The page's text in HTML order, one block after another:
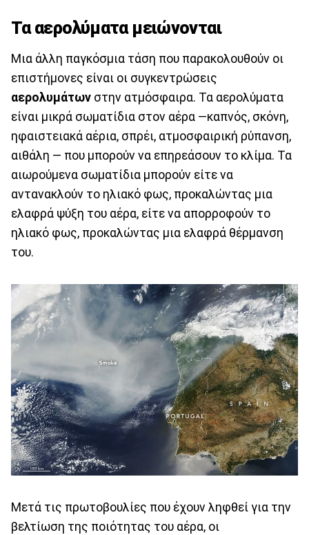
Τα αερολύματα μειώνονται
Μια άλλη παγκόσμια τάση που παρακολουθούν οι
επιστήμονες είναι οι συγκεντρώσεις
αερολυμάτων στην ατμόσφαιρα. Τα αερολύματα
είναι μικρά σωματίδια στον αέρα —καπνός, σκόνη,
ηφαιστειακά αέρια, σπρέι, ατμοσφαιρική ρύπανση,
αιθάλη — που μπορούν να επηρεάσουν το κλίμα. Τα
αιωρούμενα σωματίδια μπορούν είτε να
αντανακλούν το ηλιακό φως, προκαλώντας μια
ελαφρά ψύξη του αέρα, είτε να απορροφούν το
ηλιακό φως, προκαλώντας μια ελαφρά θέρμανση
του.
Μετά τις πρωτοβουλίες που έχουν ληφθεί για την
βελτίωση της ποιότητας του αέρα, οι